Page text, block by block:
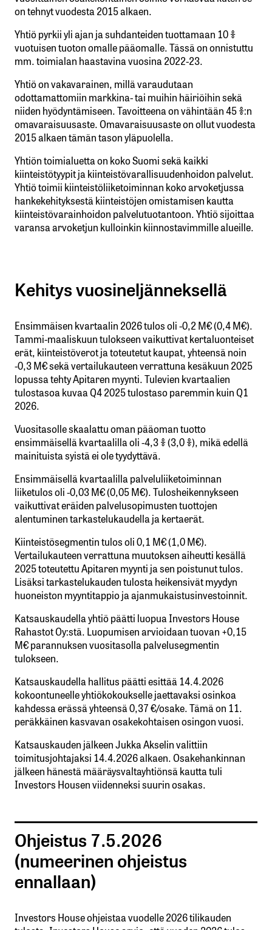
on tehnyt vuodesta 2015 alkaen.
Yhtiö pyrkii yli ajan ja suhdanteiden tuottamaan 10 %
vuotuisen tuoton omalle pääomalle. Tässä on onnistuttu
mm. toimialan haastavina vuosina 2022-23.
Yhtiö on vakavarainen, millä varaudutaan
odottamattomiin markkina- tai muihin häiriöihin sekä
niiden hyödyntämiseen. Tavoitteena on vähintään 45 %:n
omavaraisuusaste. Omavaraisuusaste on ollut vuodesta
2015 alkaen tämän tason yläpuolella.
Yhtiön toimialuetta on koko Suomi sekä kaikki
kiinteistötyypit ja kiinteistövarallisuudenhoidon palvelut.
Yhtiö toimii kiinteistöliiketoiminnan koko arvoketjussa
hankekehityksestä kiinteistöjen omistamisen kautta
kiinteistövarainhoidon palvelutuotantoon. Yhtiö sijoittaa
varansa arvoketjun kulloinkin kiinnostavimmille alueille.
Kehitys vuosineljänneksellä
Ensimmäisen kvartaalin 2026 tulos oli -0,2 M€ (0,4 M€).
Tammi-maaliskuun tulokseen vaikuttivat kertaluonteiset
erät, kiinteistöverot ja toteutetut kaupat, yhteensä noin
-0,3 M€ sekä vertailukauteen verrattuna kesäkuun 2025
lopussa tehty Apitaren myynti. Tulevien kvartaalien
tulostasoa kuvaa Q4 2025 tulostaso paremmin kuin Q1
2026.
Vuositasolle skaalattu oman pääoman tuotto
ensimmäisellä kvartaalilla oli -4,3 % (3,0 %), mikä edellä
mainituista syistä ei ole tyydyttävä.
Ensimmäisellä kvartaalilla palveluliiketoiminnan
liiketulos oli -0,03 M€ (0,05 M€). Tulosheikennykseen
vaikuttivat eräiden palvelusopimusten tuottojen
alentuminen tarkastelukaudella ja kertaerät.
Kiinteistösegmentin tulos oli 0,1 M€ (1,0 M€).
Vertailukauteen verrattuna muutoksen aiheutti kesällä
2025 toteutettu Apitaren myynti ja sen poistunut tulos.
Lisäksi tarkastelukauden tulosta heikensivät myydyn
huoneiston myyntitappio ja ajanmukaistusinvestoinnit.
Katsauskaudella yhtiö päätti luopua Investors House
Rahastot Oy:stä. Luopumisen arvioidaan tuovan +0,15
M€ parannuksen vuositasolla palvelusegmentin
tulokseen.
Katsauskaudella hallitus päätti esittää 14.4.2026
kokoontuneelle yhtiökokoukselle jaettavaksi osinkoa
kahdessa erässä yhteensä 0,37 €/osake. Tämä on 11.
peräkkäinen kasvavan osakekohtaisen osingon vuosi.
Katsauskauden jälkeen Jukka Akselin valittiin
toimitusjohtajaksi 14.4.2026 alkaen. Osakehankinnan
jälkeen hänestä määräysvaltayhtiönsä kautta tuli
Investors Housen viidenneksi suurin osakas.
Ohjeistus 7.5.2026
(numeerinen ohjeistus
ennallaan)
Investors House ohjeistaa vuodelle 2026 tilikauden